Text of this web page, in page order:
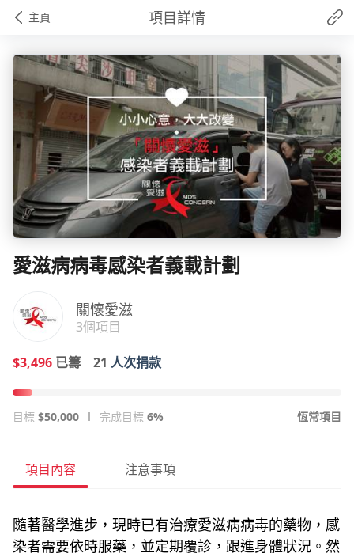
主頁 項目詳情
愛滋病病毒感染者義載計劃
關懷愛滋
3個項目
$3,496 已籌 21 人次捐款
目標 $50,000 完成目標 6% 恆常項目
項目內容 注意事項
隨著醫學進步，現時已有治療愛滋病病毒的藥物，感
染者需要依時服藥，並定期覆診，跟進身體狀況。然